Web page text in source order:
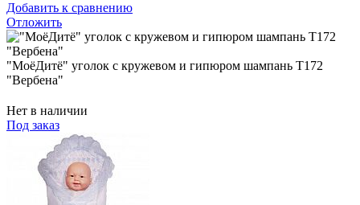
Добавить к сравнению
Отложить
"МоёДитё" уголок с кружевом и гипюром шампань Т172
"Вербена"
Нет в наличии
Под заказ